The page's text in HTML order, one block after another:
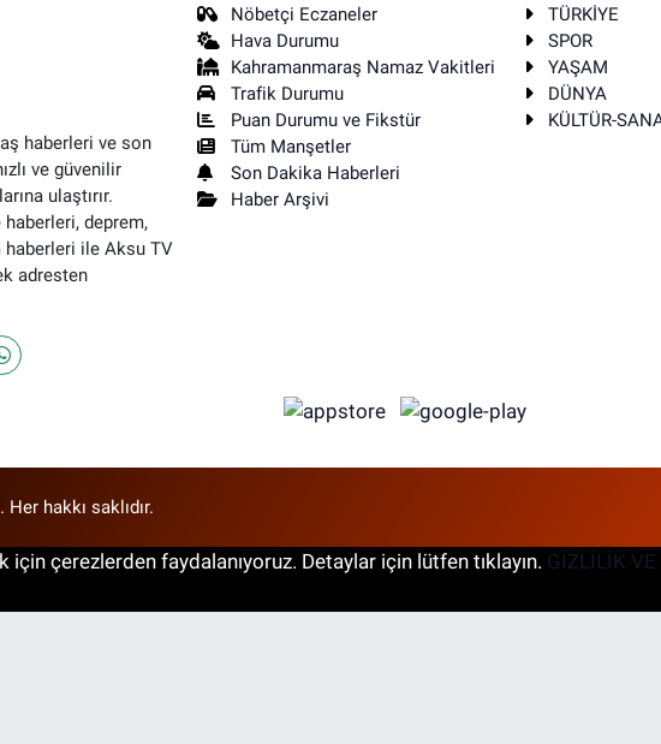
haberleri ve son
ve güvenilir
ulaştırır.
deprem,
ile Aksu TV
adresten
Nöbetçi Eczaneler
Hava Durumu
Kahramanmaraş Namaz Vakitleri
Trafik Durumu
Puan Durumu ve Fikstür
Tüm Manşetler
Son Dakika Haberleri
Haber Arşivi
TÜRKİYE
SPOR
YAŞAM
DÜNYA
KÜLTÜR-
hakkı saklıdır.
çerezlerden faydalanıyoruz. Detaylar için lütfen tıklayın. GİZLİLİK VE